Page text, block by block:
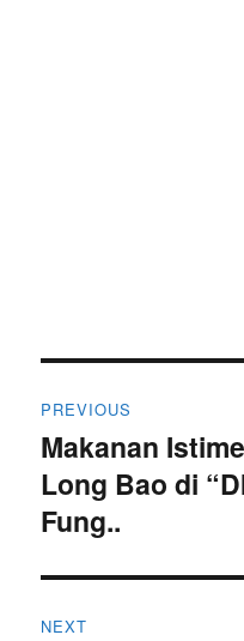
navigation
PREVIOUS
Previous
post:
Makanan
Long Bao di
Fung..
NEXT